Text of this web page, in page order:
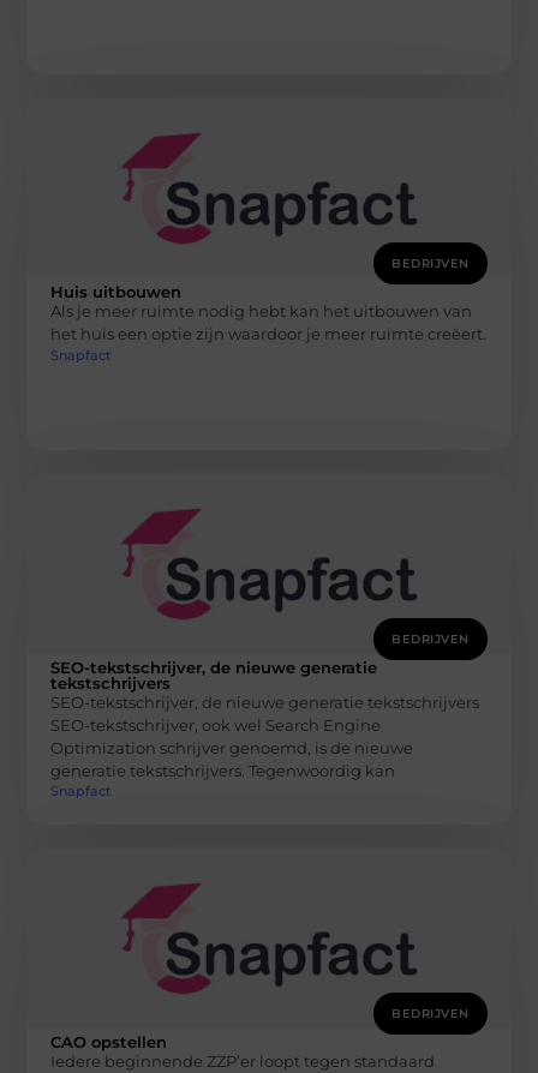
BEDRIJVEN
Huis uitbouwen
Als je meer ruimte nodig hebt kan het uitbouwen van
het huis een optie zijn waardoor je meer ruimte creëert.
Snapfact
BEDRIJVEN
SEO-tekstschrijver, de nieuwe generatie
tekstschrijvers
SEO-tekstschrijver, de nieuwe generatie tekstschrijvers
SEO-tekstschrijver, ook wel Search Engine
Optimization schrijver genoemd, is de nieuwe
generatie tekstschrijvers. Tegenwoordig kan
Snapfact
BEDRIJVEN
CAO opstellen
Iedere beginnende ZZP’er loopt tegen standaard